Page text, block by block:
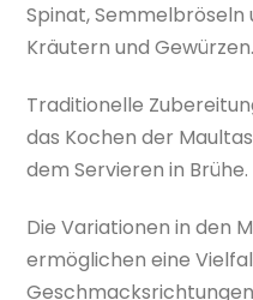
Spinat,
Kräutern und Gewürzen.
Traditionelle
das Kochen der
dem Servieren in Brühe.
Die Variationen in den
ermöglichen eine